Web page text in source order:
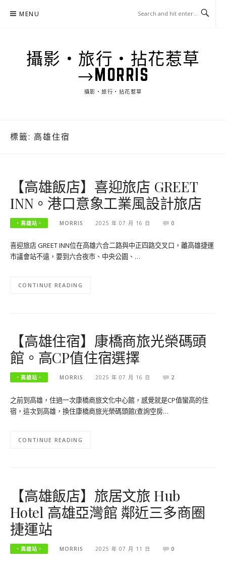
MENU
攝影‧旅行‧拈花惹草
→MORRIS
攝影‧旅行‧拈花惹草
標籤: 高雄住宿
【高雄飯店】喜迎旅店 GREET
INN。港口意象工業風設計旅店
‧高雄站‧ MORRIS 2025 年 07 月 16 日 0
喜迎旅店 GREET INN位在高雄六合二路與中正四路交叉口，離高雄捷運
市議會站不遠，要到六合夜市、中央公園、…
CONTINUE READING
【高雄住宿】康橋商旅光榮碼頭
館。高CP值住宿選擇
‧高雄站‧ MORRIS 2025 年 07 月 16 日 2
之前到高雄，住過一次康橋商旅文化中心館，感覺就是CP值蠻高的住
宿，這次到高雄，換住康橋商旅光榮碼頭館(查詢空房…
CONTINUE READING
【高雄飯店】旅居文旅 Hub
Hotel 高雄亞灣館 鄰近三多商圈
捷運站
‧高雄站‧ MORRIS 2025 年 07 月 11 日 0